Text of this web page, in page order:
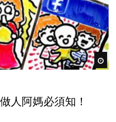
人阿媽必須知！